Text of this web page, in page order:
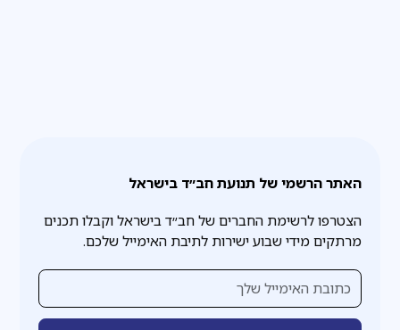
האתר הרשמי של תנועת חב״ד בישראל
הצטרפו לרשימת החברים של חב״ד בישראל וקבלו תכנים
מרתקים מידי שבוע ישירות לתיבת האימייל שלכם.